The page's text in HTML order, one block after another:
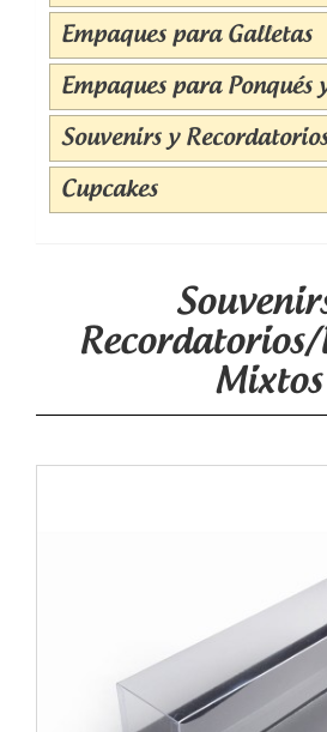
Empaques para Galletas
Empaques para Ponqués
Souvenirs y
Cupcakes
Recordatorios/
Mixtos